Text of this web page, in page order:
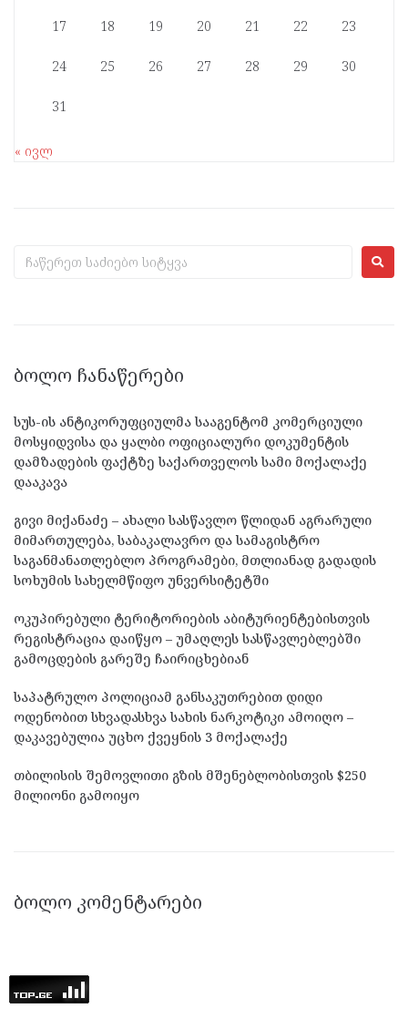
17 18 19 20 21 22 23
24 25 26 27 28 29 30
31
« ივლ
ᲑᲝᲚᲝ ᲩᲐᲜᲐᲬᲔᲠᲔᲑᲘ
სუს-ის ანტიკორუფციულმა სააგენტომ კომერციული
მოსყიდვისა და ყალბი ოფიციალური დოკუმენტის
დამზადების ფაქტზე საქართველოს სამი მოქალაქე
დააკავა
გივი მიქანაძე – ახალი სასწავლო წლიდან აგრარული
მიმართულება, საბაკალავრო და სამაგისტრო
საგანმანათლებლო პროგრამები, მთლიანად გადადის
სოხუმის სახელმწიფო უნვერსიტეტში
ოკუპირებული ტერიტორიების აბიტურიენტებისთვის
რეგისტრაცია დაიწყო – უმაღლეს სასწავლებლებში
გამოცდების გარეშე ჩაირიცხებიან
საპატრულო პოლიციამ განსაკუთრებით დიდი
ოდენობით სხვადასხვა სახის ნარკოტიკი ამოიღო –
დაკავებულია უცხო ქვეყნის 3 მოქალაქე
თბილისის შემოვლითი გზის მშენებლობისთვის $250
მილიონი გამოიყო
ᲑᲝᲚᲝ ᲙᲝᲛᲔᲜᲢᲐᲠᲔᲑᲘ